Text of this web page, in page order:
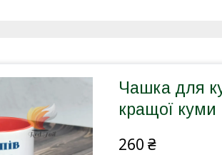
Чашка для
кращої
260 ₴